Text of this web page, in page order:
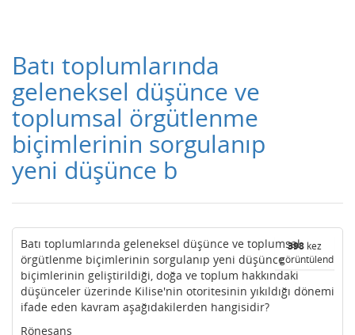
Batı toplumlarında
geleneksel düşünce ve
toplumsal örgütlenme
biçimlerinin sorgulanıp
yeni düşünce b
398 kez
görüntülendi
Batı toplumlarında geleneksel düşünce ve toplumsal
örgütlenme biçimlerinin sorgulanıp yeni düşünce
biçimlerinin geliştirildiği, doğa ve toplum hakkındaki
düşünceler üzerinde Kilise'nin otoritesinin yıkıldığı dönemi
ifade eden kavram aşağıdakilerden hangisidir?
Rönesans